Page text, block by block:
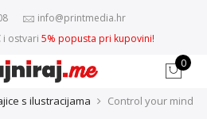
info@printmedia.hr
i ostvari 5% popusta pri kupovini!
0
s ilustracijama Control your mind